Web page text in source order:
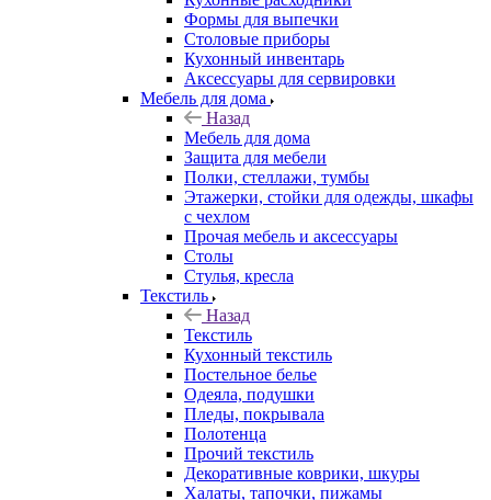
Формы для выпечки
Столовые приборы
Кухонный инвентарь
Аксессуары для сервировки
Мебель для дома
Назад
Мебель для дома
Защита для мебели
Полки, стеллажи, тумбы
Этажерки, стойки для одежды, шкафы
с чехлом
Прочая мебель и аксессуары
Столы
Стулья, кресла
Текстиль
Назад
Текстиль
Кухонный текстиль
Постельное белье
Одеяла, подушки
Пледы, покрывала
Полотенца
Прочий текстиль
Декоративные коврики, шкуры
Халаты, тапочки, пижамы